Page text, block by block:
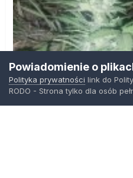
Powiadomienie o
Polityka prywatności link do
RODO - Strona tylko dla osób